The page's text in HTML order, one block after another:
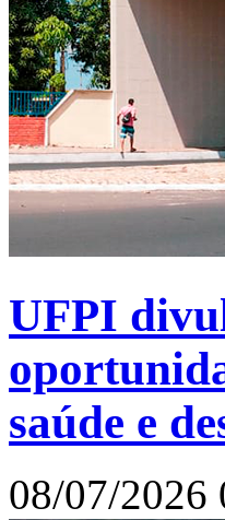
UFPI
saúde e
08/07/2026